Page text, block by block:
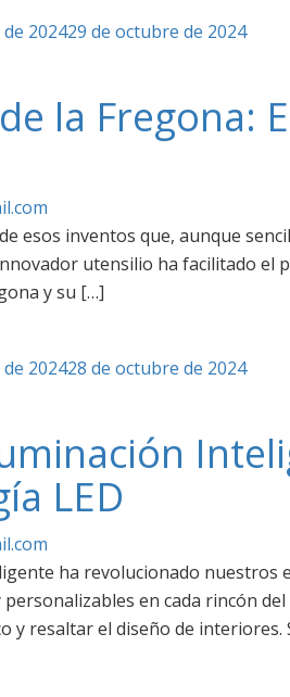
202429 de octubre de 2024
la Fregona:
esos inventos que, aunque
utensilio ha facilitado el
y su […]
202428 de octubre de 2024
LED
ha revolucionado nuestros
en cada rincón
y resaltar el diseño de